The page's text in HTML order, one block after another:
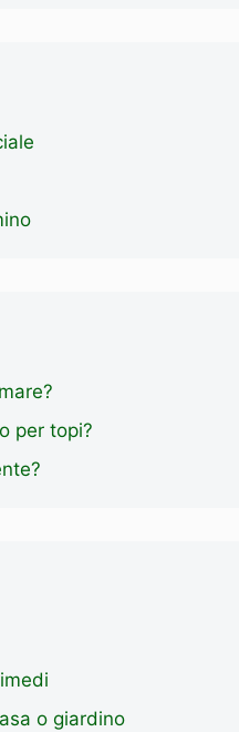
per topi?
o giardino